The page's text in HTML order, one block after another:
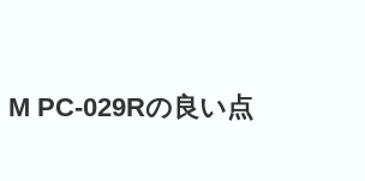
M PC-029Rの良い点